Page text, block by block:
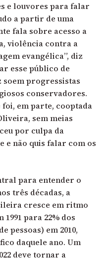
e louvores para falar
a partir de uma
fala sobre acesso a
violência contra a
evangélica”, diz
esse público de
soem progressistas
conservadores.
foi, em parte, cooptada
sem meias
por culpa da
e não quis falar com os
para entender o
três décadas, a
cresce em ritmo
para 22% dos
pessoas) em 2010,
daquele ano. Um
deve tornar a